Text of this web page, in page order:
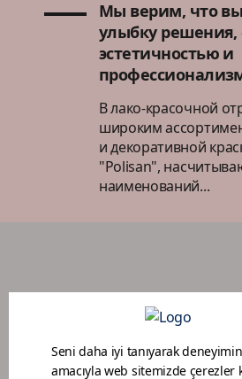
Мы верим, что
улыбку решения,
эстетичностью и
В лако-красочной
широким
и декоративной
"Polisan",
наименований...
ПОРТАЛ ДИЛЕРОВ